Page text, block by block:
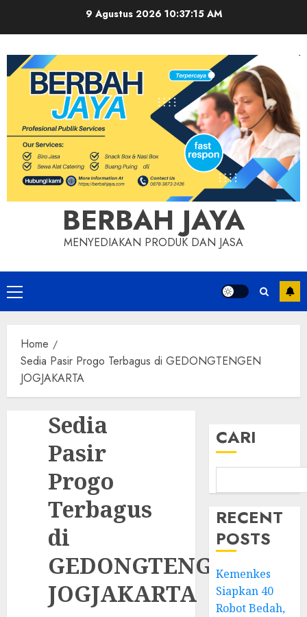
9 Agustus 2026 10:37:16 AM
BERBAH JAYA
MENYEDIAKAN PRODUK DAN JASA
Primary
Menu
Home
Sedia Pasir Progo Terbagus di GEDONGTENGEN
JOGJAKARTA
Sedia
Pasir
Progo
Terbagus
di
GEDONGTENGEN
JOGJAKARTA
CARI
RECENT
POSTS
Kemenkes
Siapkan 40
Robot Bedah,